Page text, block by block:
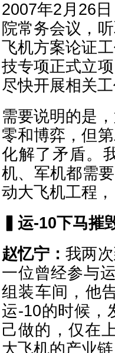
2007年2月26
院常务会议，
飞机方案论证
技专项正式立
尽快开展相关工
需要说明的是
零和博弈，但
化解了矛盾。
机、军机都需
动大飞机工程
运-10下马摧
赵忆宁：我两
一位曾经参与
组装车间，他
运-10的时候，
己做的，仅在
大飞机的产业